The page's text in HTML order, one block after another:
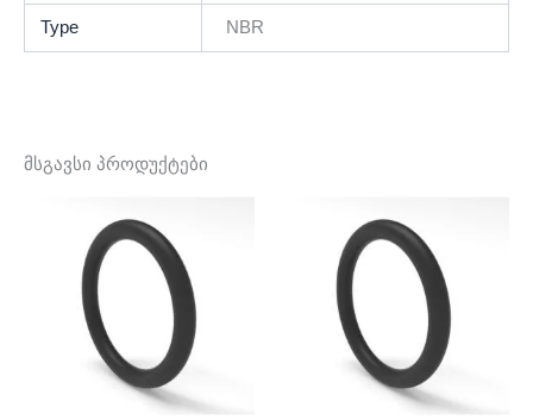
Type NBR
მსგავსი პროდუქტები